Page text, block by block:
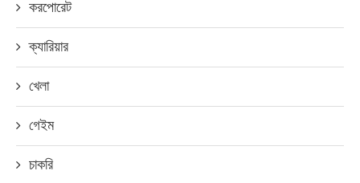
করপোরেট
ক্যারিয়ার
খেলা
গেইম
চাকরি